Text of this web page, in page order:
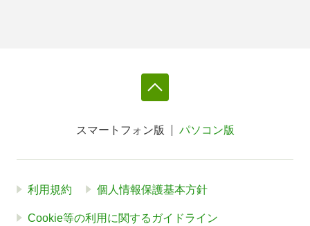
スマートフォン版 パソコン版
利用規約 個人情報保護基本方針
Cookie等の利用に関するガイドライン